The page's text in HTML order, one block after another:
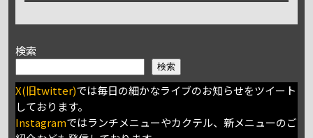
検索
検索
X(旧twitter)では毎日の細かなライブのお知らせをツイート
しております。
Instagramではランチメニューやカクテル、新メニューのご